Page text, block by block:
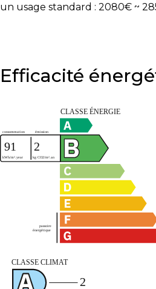
un usage standard : 2080€ ~
Efficacité